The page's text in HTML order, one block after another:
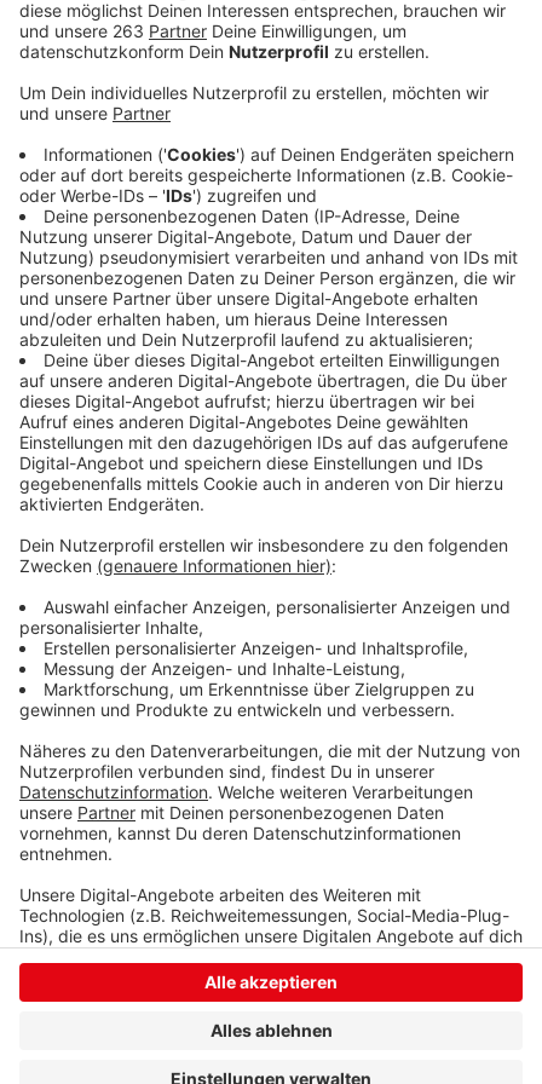
Anzeige
Die Autobahn 45 wird komplett sechsspurig
ausgebaut.
Sie soll leistungsfähiger und sicherer
werden. In diesem Zusammenhang müssen hier bei uns
im Siegerland viele Brücken neu gebaut werden. Auch
der 1,6 Kilometer lange Abschnitt der „Sauerlandlinie“
zwischen den Anschlussstellen Siegen und Siegen-
Süd kommt bald an die Reihe. Das tangiert vor allem
die Einwohner des Siegener Stadtteils Eisern. Dort hat
die Autobahn GmbH am Donnerstag die Bürger
informiert. Vertreter der Autobahn-Gesellschaft haben
versichert, dass die künftigen Lärmschutzwände höher
sein werden als die heutigen. Zwischen Siegen und
Siegen-Süd gibt es heute drei Fahrspuren Richtung
Frankfurt und zwei in Richtung Dortmund – künftig
sind es in jede Richtung drei Spuren. Die Hangbrücke
Eisern wird abgebrochen und neu gebaut – auch zwei
kleinere Brücken werden erneuert. Die Bauzeit werde
voraussichtlich sechs Jahre betragen. Die Autobahn
GmbH rechnet im ersten Bauabschnitt mit Kosten von
52 Millionen Euro.
Anzeige
Anzeige